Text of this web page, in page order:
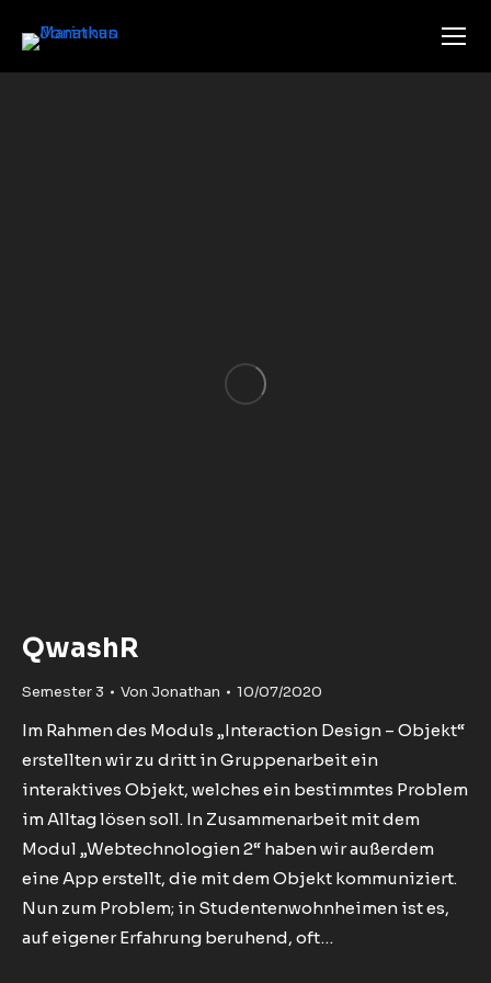
QwashR
Semester 3 Von Jonathan 10/07/2020
Im Rahmen des Moduls „Interaction Design – Objekt“
erstellten wir zu dritt in Gruppenarbeit ein
interaktives Objekt, welches ein bestimmtes Problem
im Alltag lösen soll. In Zusammenarbeit mit dem
Modul „Webtechnologien 2“ haben wir außerdem
eine App erstellt, die mit dem Objekt kommuniziert.
Nun zum Problem; in Studentenwohnheimen ist es,
auf eigener Erfahrung beruhend, oft…